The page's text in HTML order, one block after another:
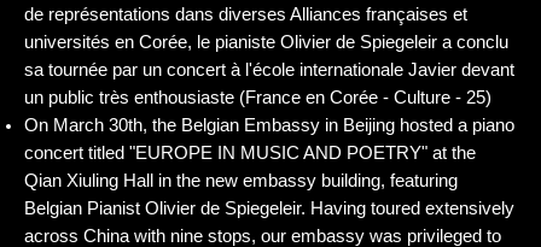
de représentations dans diverses Alliances françaises et
universités en Corée, le pianiste Olivier de Spiegeleir a conclu
sa tournée par un concert à l'école internationale Javier devant
un public très enthousiaste (France en Corée - Culture - 25)
On March 30th, the Belgian Embassy in Beijing hosted a piano
concert titled "EUROPE IN MUSIC AND POETRY" at the
Qian Xiuling Hall in the new embassy building, featuring
Belgian Pianist Olivier de Spiegeleir. Having toured extensively
across China with nine stops, our embassy was privileged to